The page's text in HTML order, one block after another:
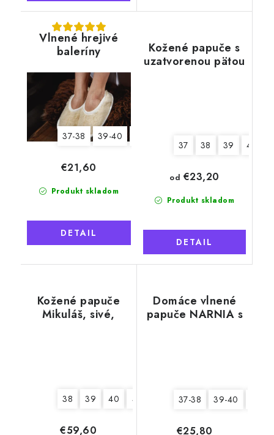
Vlnené hrejivé
baleríny
37-38 39-40
Produkt skladom
€21,60
DETAIL
Kožené papuče s
uzatvorenou pätou
37 38 39 40
Produkt skladom
od €23,20
DETAIL
Kožené papuče
Mikuláš, sivé,
38 39 40 41 43 44 45
€59,60
Domáce vlnené
papuče NARNIA s
37-38 39-40
€25,80